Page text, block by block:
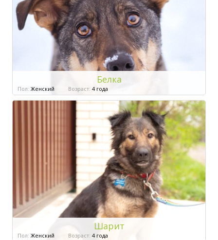
Белка
Пол: Женский Возраст: 4 года
Шарит
Пол: Женский Возраст: 4 года